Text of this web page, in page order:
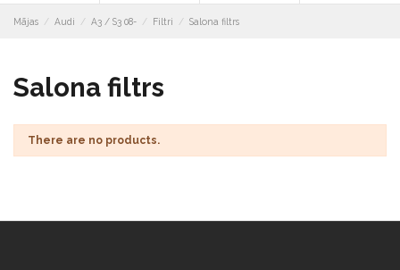
Mājas Audi A3 / S3 08- Filtri Salona filtrs
Salona filtrs
There are no products.